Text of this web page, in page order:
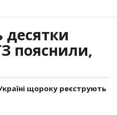
десятки
пояснили,
щороку реєструють